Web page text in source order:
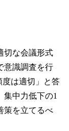
切な会議形式
意識調査を行
度は適切」と答
集中力低下の1
策を立てるべ